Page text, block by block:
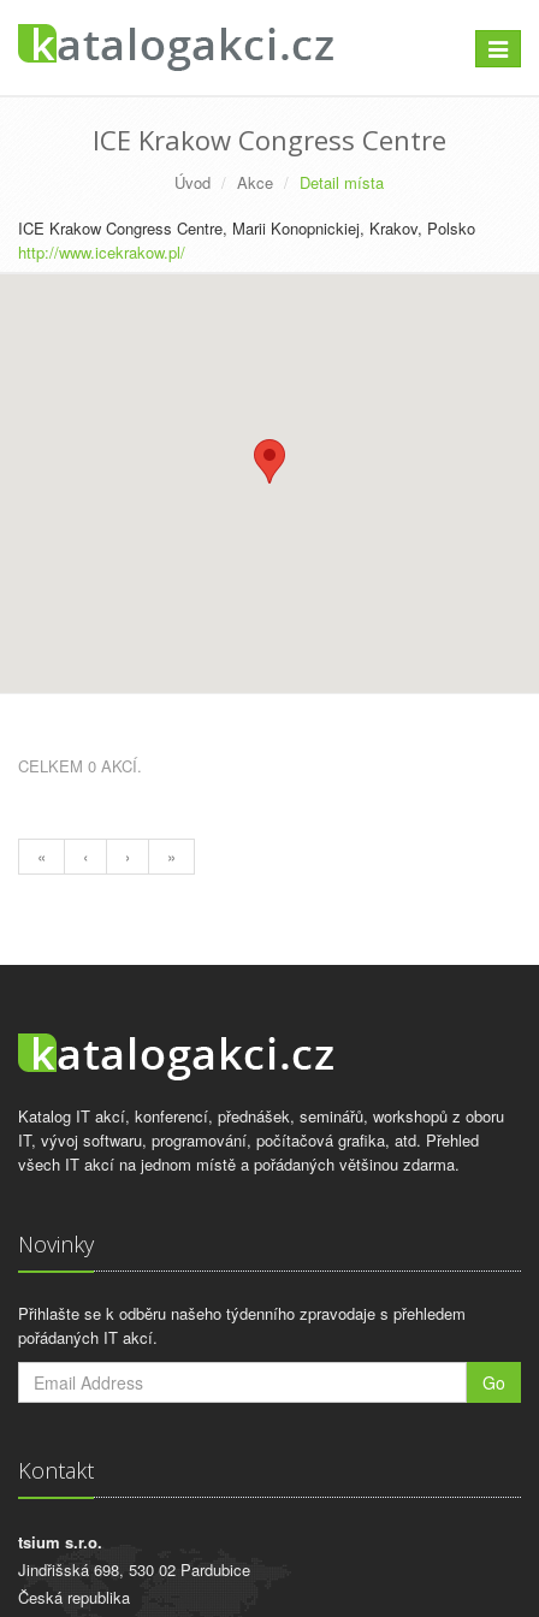
ICE Krakow Congress Centre
Úvod Akce
Detail místa
ICE Krakow Congress Centre, Marii Konopnickiej, Krakov, Polsko
http://www.icekrakow.pl/
CELKEM 0 AKCÍ.
« ‹ › »
Katalog IT akcí, konferencí, přednášek, seminářů, workshopů z oboru
IT, vývoj softwaru, programování, počítačová grafika, atd. Přehled
všech IT akcí na jednom místě a pořádaných většinou zdarma.
Novinky
Přihlašte se k odběru našeho týdenního zpravodaje s přehledem
pořádaných IT akcí.
Go
Kontakt
tsium s.r.o.
Jindřišská 698, 530 02 Pardubice
Česká republika